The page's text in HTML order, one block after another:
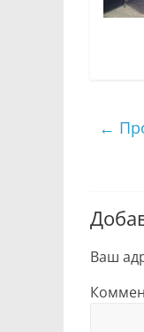
←
Ваш